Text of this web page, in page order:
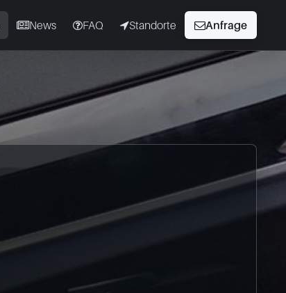
News FAQ Standorte Anfrage